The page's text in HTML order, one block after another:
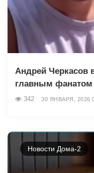
Андрей Черкасов
главным
342 30 ЯНВАРЯ, 2026
Новости Дома-2